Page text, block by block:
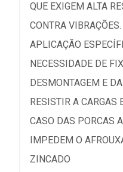
QUE EXIGEM ALTA
CONTRA
APLICAÇÃO
NECESSIDADE DE
DESMONTAGEM E
RESISTIR A CARGAS
CASO DAS PORCAS
IMPEDEM O
ZINCADO